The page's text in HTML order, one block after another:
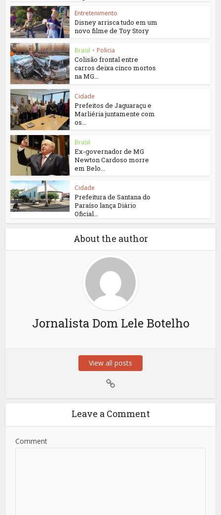
Entretenimento
Disney arrisca tudo em um
novo filme de Toy Story
Brasil • Policia
Colisão frontal entre
carros deixa cinco mortos
na MG...
Cidade
Prefeitos de Jaguaraçu e
Marliéria juntamente com
os...
Brasil
Ex-governador de MG
Newton Cardoso morre
em Belo...
Cidade
Prefeitura de Santana do
Paraíso lança Diário
Oficial...
About the author
Jornalista Dom Lele Botelho
View all posts
Leave a Comment
Comment